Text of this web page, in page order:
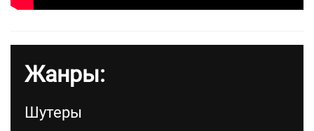
Жанры:
Шутеры